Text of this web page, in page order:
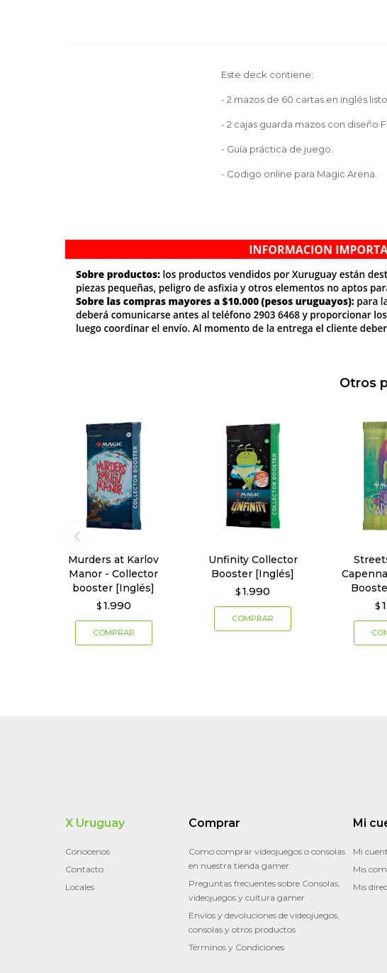
Este deck contiene:
- 2 mazos de 60 cartas en inglés
- 2 cajas guarda mazos con diseño
- Guía práctica de juego.
- Codigo online para Magic Arena.
Otros
Murders at Karlov
Manor - Collector
booster [Inglés]
$ 1.990
Unfinity Collector
Booster [Inglés]
$ 1.990
$
X Uruguay
Conocenos
Contacto
Locales
Comprar
Como comprar videojuegos o consolas
en nuestra tienda gamer.
Preguntas frecuentes sobre Consolas,
videojuegos y cultura gamer
Envíos y devoluciones de videojuegos,
consolas y otros productos
Términos y Condiciones
Mi
Mi
Mis
Mis